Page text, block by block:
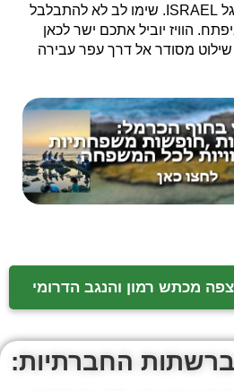
לרשום בוויז: מצפור ליפא גל ISRAEL. שימו לב לא להתבלבל
הוויז יוביל אתכם ישר לכאן
עם שילוט מסודר אל דרך עפר עבירה
מכתש רמון והנגב הדרומי
ברשתות החברתיות: